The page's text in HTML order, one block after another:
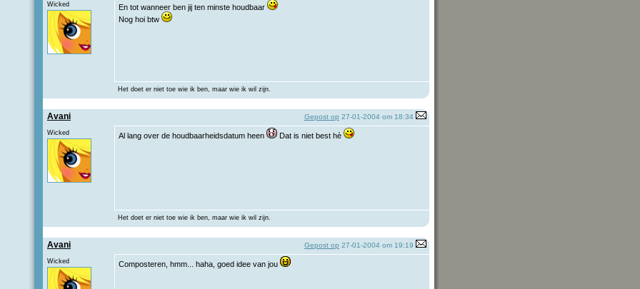
Wicked
En tot wanneer ben jij ten minste houdbaar
Nog hoi btw
Het doet er niet toe wie ik ben, maar wie ik wil zijn.
Avani Gepost op 27-01-2004 om 18:34
Wicked Al lang over de houdbaarheidsdatum heen Dat is niet best hè
Het doet er niet toe wie ik ben, maar wie ik wil zijn.
Avani Gepost op 27-01-2004 om 19:19
Wicked Composteren, hmm... haha, goed idee van jou